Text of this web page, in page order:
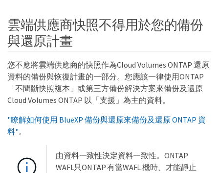
雲端供應商快照不得用於您的備份
與還原計畫
您不應將雲端供應商的快照作為Cloud Volumes ONTAP 還原
資料的備份與恢復計畫的一部分。您應該一律使用ONTAP
「不間斷快照複本」或第三方備份解決方案來備份及還原
Cloud Volumes ONTAP 以「支援」為主的資料。
"瞭解如何使用 BlueXP 備份與還原來備份及還原 ONTAP 資
料"。
由資料一致性決定資料一致性。ONTAP
WAFL只ONTAP 有當WAFL 機時、才能靜止